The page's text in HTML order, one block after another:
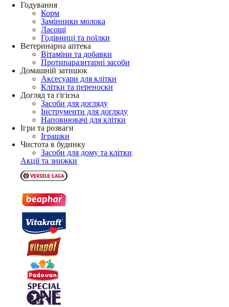
Годування
Корм
Замінники молока
Ласощі
Годівниці та поїлки
Ветеринарна аптека
Вітаміни та добавки
Протипаразитарні засоби
Домашній затишок
Аксесуари для клітки
Клітки та переноски
Догляд та гігієна
Засоби для догляду
Інструменти для догляду
Наповнювачі для клітки
Ігри та розваги
Іграшки
Чистота в будинку
Засоби для дому та клітки
Акції та знижки